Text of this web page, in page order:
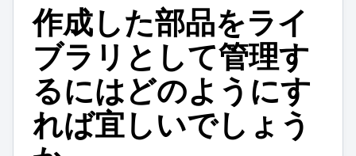
作成した部品をライ
ブラリとして管理す
るにはどのようにす
れば宜しいでしょう